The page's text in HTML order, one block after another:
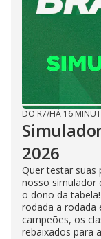
DO R7/HÁ 16
2026
Quer testar suas
nosso simulador
o dono da
rodada a rodada
campeões, os
rebaixados para